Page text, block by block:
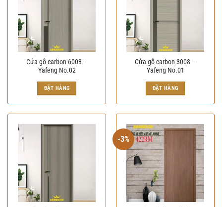
Cửa gỗ carbon 6003 –
Yafeng No.02
ĐẶT HÀNG
Cửa gỗ carbon 3008 –
Yafeng No.01
ĐẶT HÀNG
-3%